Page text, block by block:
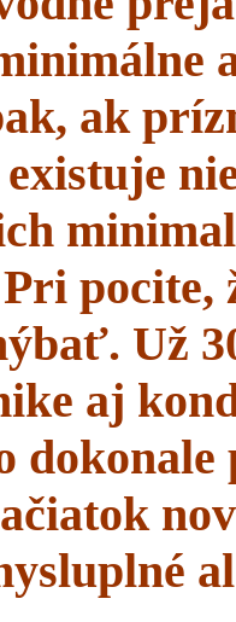
ak
Už
aj
dokonale